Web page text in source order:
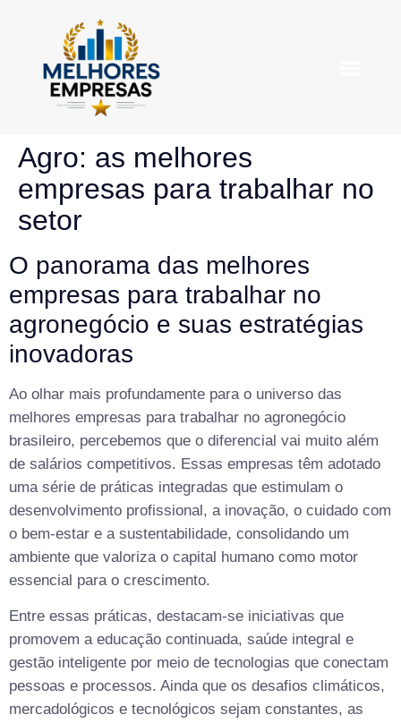
Agro: as melhores
empresas para trabalhar no
setor
O panorama das melhores
empresas para trabalhar no
agronegócio e suas estratégias
inovadoras
Ao olhar mais profundamente para o universo das
melhores empresas para trabalhar no agronegócio
brasileiro, percebemos que o diferencial vai muito além
de salários competitivos. Essas empresas têm adotado
uma série de práticas integradas que estimulam o
desenvolvimento profissional, a inovação, o cuidado com
o bem-estar e a sustentabilidade, consolidando um
ambiente que valoriza o capital humano como motor
essencial para o crescimento.
Entre essas práticas, destacam-se iniciativas que
promovem a educação continuada, saúde integral e
gestão inteligente por meio de tecnologias que conectam
pessoas e processos. Ainda que os desafios climáticos,
mercadológicos e tecnológicos sejam constantes, as